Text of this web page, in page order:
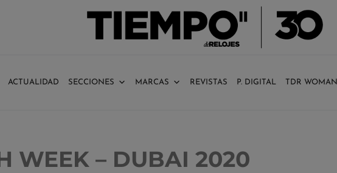
ACTUALIDAD SECCIONES MARCAS REVISTAS P. DIGITAL TDR WOMAN
WEEK – DUBAI 2020